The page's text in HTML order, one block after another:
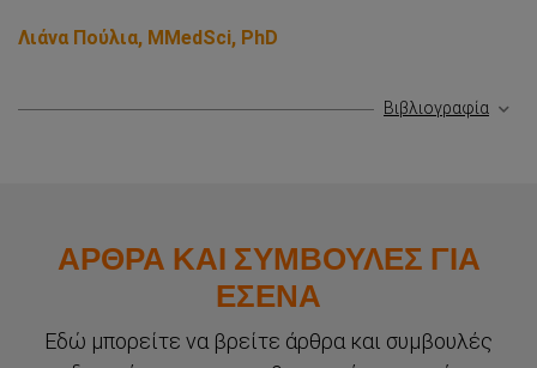
Λιάνα Πούλια, MMedSci, PhD
Βιβλιογραφία
ΑΡΘΡΑ ΚΑΙ ΣΥΜΒΟΥΛΕΣ ΓΙΑ
ΕΣΕΝΑ
Εδώ μπορείτε να βρείτε άρθρα και συμβουλές